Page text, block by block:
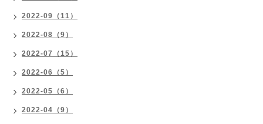
2022-09（11）
2022-08（9）
2022-07（15）
2022-06（5）
2022-05（6）
2022-04（9）